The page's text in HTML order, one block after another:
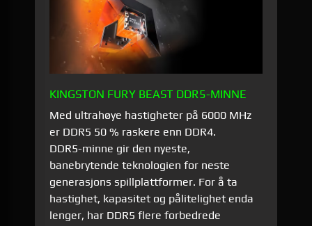
KINGSTON FURY BEAST DDR5-MINNE
Med ultrahøye hastigheter på 6000 MHz
er DDR5 50 % raskere enn DDR4.
DDR5-minne gir den nyeste,
banebrytende teknologien for neste
generasjons spillplattformer. For å ta
hastighet, kapasitet og pålitelighet enda
lenger, har DDR5 flere forbedrede